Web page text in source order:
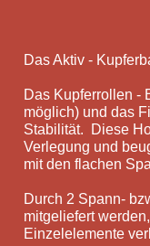
Das Aktiv -
Das Kupferrollen -
möglich) und das
Stabilität. Diese
Verlegung und
mit den flachen
Durch 2 Spann-
mitgeliefert
Einzelelemente